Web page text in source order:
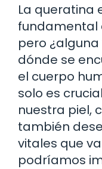
La queratina
fundamental
pero
dónde se
el cuerpo
solo es
nuestra piel,
también
vitales que
podríamos